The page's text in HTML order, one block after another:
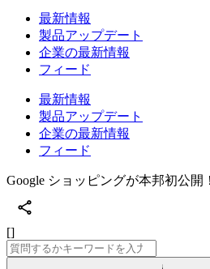
最新情報
製品アップデート
企業の最新情報
フィード
最新情報
製品アップデート
企業の最新情報
フィード
Google ショッピングが本邦初公開！
[]